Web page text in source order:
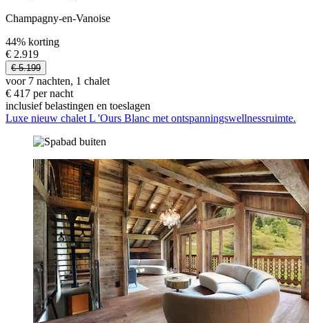
Champagny-en-Vanoise
44% korting
€ 2.919
€ 5.199
voor 7 nachten, 1 chalet
€ 417 per nacht
inclusief belastingen en toeslagen
Luxe nieuw chalet L 'Ours Blanc met ontspanningswellnessruimte.